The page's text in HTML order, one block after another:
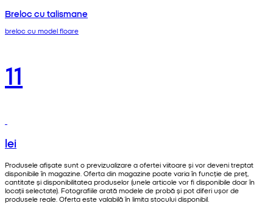
Breloc cu talismane
breloc cu model floare
11
lei
Produsele afișate sunt o previzualizare a ofertei viitoare și vor deveni treptat
disponibile în magazine. Oferta din magazine poate varia în funcție de preț,
cantitate și disponibilitatea produselor (unele articole vor fi disponibile doar în
locații selectate). Fotografiile arată modele de probă și pot diferi ușor de
produsele reale. Oferta este valabilă în limita stocului disponibil.